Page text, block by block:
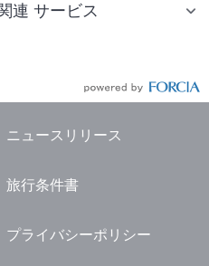
連 サービス
ニュースリリース
旅行条件書
プライバシーポリシー